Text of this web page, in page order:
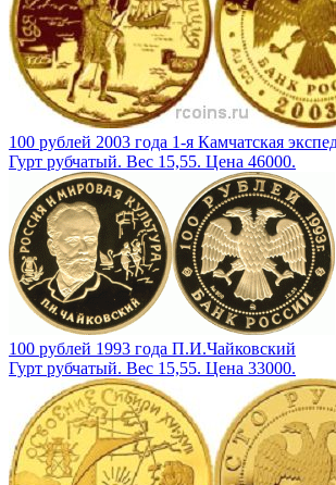
100 рублей 2003 года 1-я Камчатская
Гурт рубчатый. Вес 15,55. Цена 46000.
100 рублей 1993 года П.И.Чайковский
Гурт рубчатый. Вес 15,55. Цена 33000.